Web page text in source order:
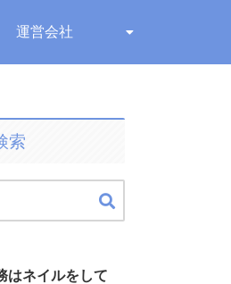
運営会社
索
はネイルをして